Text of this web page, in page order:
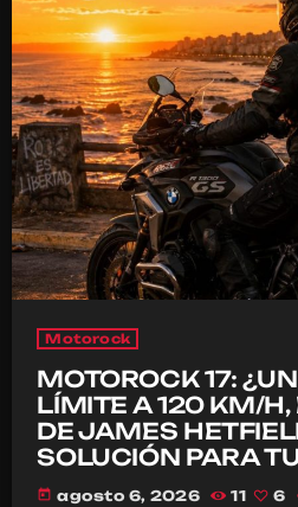
Motorock
MOTOROCK 17:
LÍMITE A 120 KM/H,
DE JAMES
SOLUCIÓN PARA
today agosto 6, 2026 11 6